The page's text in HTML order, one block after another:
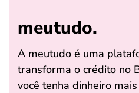
meutudo.
A meutudo é uma
transforma o crédito no
você tenha dinheiro